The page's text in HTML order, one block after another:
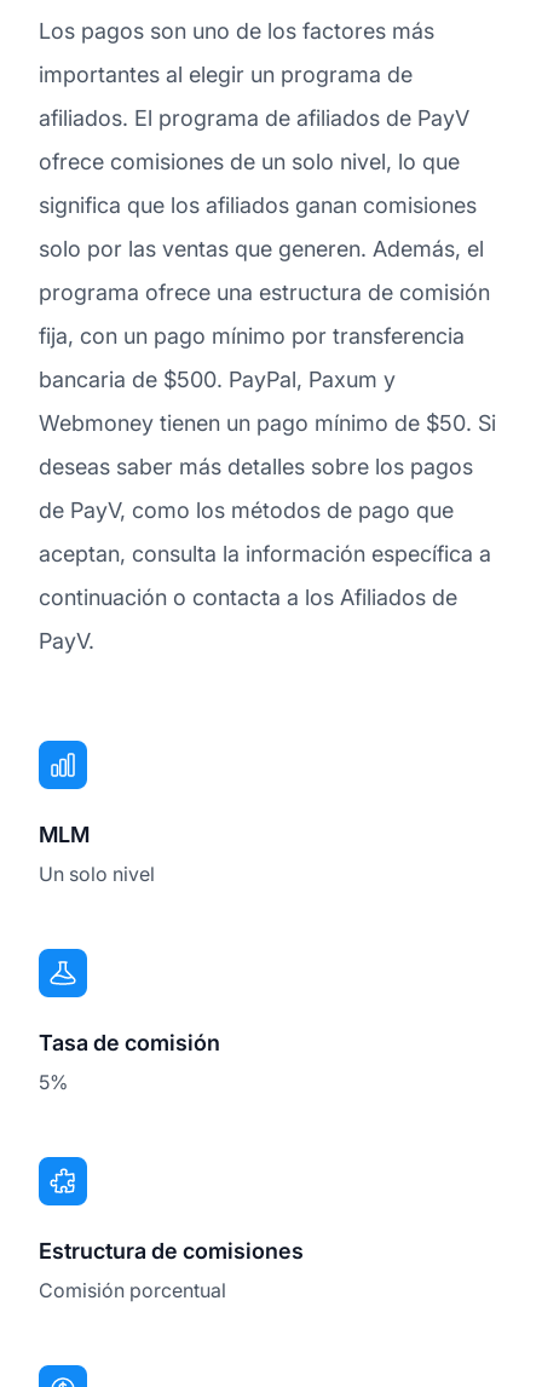
Los pagos son uno de los factores más
importantes al elegir un programa de
afiliados. El programa de afiliados de PayV
ofrece comisiones de un solo nivel, lo que
significa que los afiliados ganan comisiones
solo por las ventas que generen. Además, el
programa ofrece una estructura de comisión
fija, con un pago mínimo por transferencia
bancaria de $500. PayPal, Paxum y
Webmoney tienen un pago mínimo de $50. Si
deseas saber más detalles sobre los pagos
de PayV, como los métodos de pago que
aceptan, consulta la información específica a
continuación o contacta a los Afiliados de
PayV.
MLM
Un solo nivel
Tasa de comisión
5%
Estructura de comisiones
Comisión porcentual